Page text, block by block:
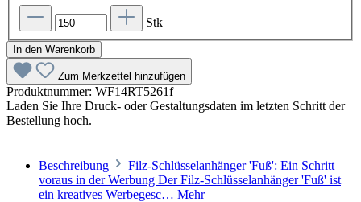
Stk
In den Warenkorb
Zum Merkzettel hinzufügen
Produktnummer: WF14RT5261f
Laden Sie Ihre Druck- oder Gestaltungsdaten im letzten Schritt der
Bestellung hoch.
Beschreibung
Filz-Schlüsselanhänger 'Fuß': Ein Schritt
voraus in der Werbung Der Filz-Schlüsselanhänger 'Fuß' ist
ein kreatives Werbegesc… Mehr